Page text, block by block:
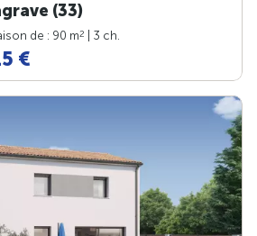
(33)
de : 90 m2
| 3 ch.
€